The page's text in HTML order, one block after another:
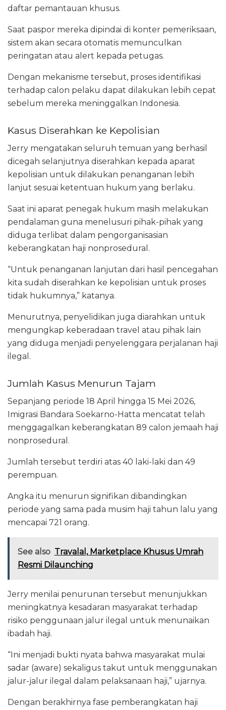
daftar pemantauan khusus.
Saat paspor mereka dipindai di konter pemeriksaan,
sistem akan secara otomatis memunculkan
peringatan atau alert kepada petugas.
Dengan mekanisme tersebut, proses identifikasi
terhadap calon pelaku dapat dilakukan lebih cepat
sebelum mereka meninggalkan Indonesia.
Kasus Diserahkan ke Kepolisian
Jerry mengatakan seluruh temuan yang berhasil
dicegah selanjutnya diserahkan kepada aparat
kepolisian untuk dilakukan penanganan lebih
lanjut sesuai ketentuan hukum yang berlaku.
Saat ini aparat penegak hukum masih melakukan
pendalaman guna menelusuri pihak-pihak yang
diduga terlibat dalam pengorganisasian
keberangkatan haji nonprosedural.
“Untuk penanganan lanjutan dari hasil pencegahan
kita sudah diserahkan ke kepolisian untuk proses
tidak hukumnya,” katanya.
Menurutnya, penyelidikan juga diarahkan untuk
mengungkap keberadaan travel atau pihak lain
yang diduga menjadi penyelenggara perjalanan haji
ilegal.
Jumlah Kasus Menurun Tajam
Sepanjang periode 18 April hingga 15 Mei 2026,
Imigrasi Bandara Soekarno-Hatta mencatat telah
menggagalkan keberangkatan 89 calon jemaah haji
nonprosedural.
Jumlah tersebut terdiri atas 40 laki-laki dan 49
perempuan.
Angka itu menurun signifikan dibandingkan
periode yang sama pada musim haji tahun lalu yang
mencapai 721 orang.
See also Travalal, Marketplace Khusus Umrah
Resmi Dilaunching
Jerry menilai penurunan tersebut menunjukkan
meningkatnya kesadaran masyarakat terhadap
risiko penggunaan jalur ilegal untuk menunaikan
ibadah haji.
“Ini menjadi bukti nyata bahwa masyarakat mulai
sadar (aware) sekaligus takut untuk menggunakan
jalur-jalur ilegal dalam pelaksanaan haji,” ujarnya.
Dengan berakhirnya fase pemberangkatan haji